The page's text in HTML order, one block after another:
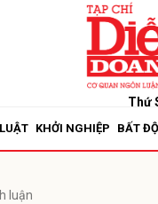
Thứ
KHỞI NGHIỆP BẤT
luận